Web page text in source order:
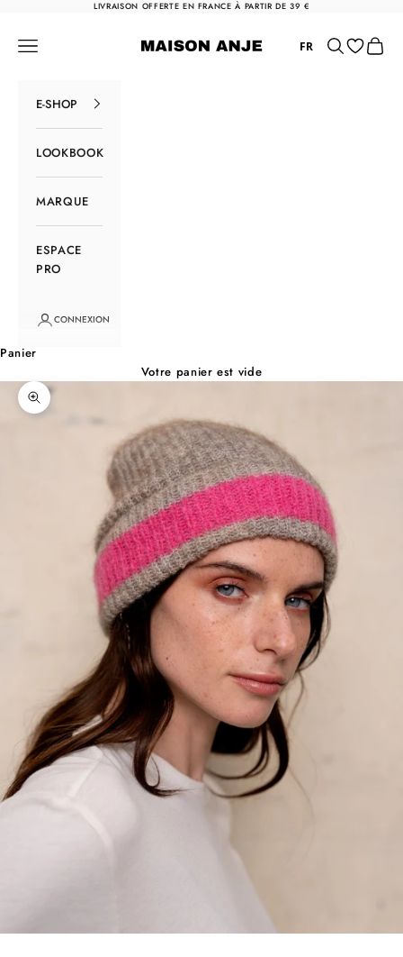
Passer au contenuLIVRAISON OFFERTE EN FRANCE À PARTIR DE 39 €
Maison Anje
Menu FR Rechercher
Panier
E-SHOP
LOOKBOOK
MARQUE
ESPACE
PRO
CONNEXION
Panier
Votre panier est vide
Zoomer sur l'image